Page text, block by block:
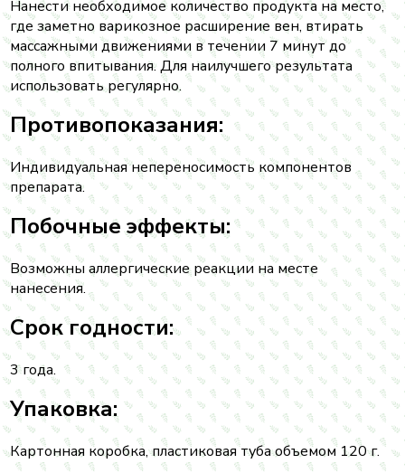
Нанести необходимое количество продукта на место,
где заметно варикозное расширение вен, втирать
массажными движениями в течении 7 минут до
полного впитывания. Для наилучшего результата
использовать регулярно.
Противопоказания:
Индивидуальная непереносимость компонентов
препарата.
Побочные эффекты:
Возможны аллергические реакции на месте
нанесения.
Срок годности:
3 года.
Упаковка:
Картонная коробка, пластиковая туба объемом 120 г.